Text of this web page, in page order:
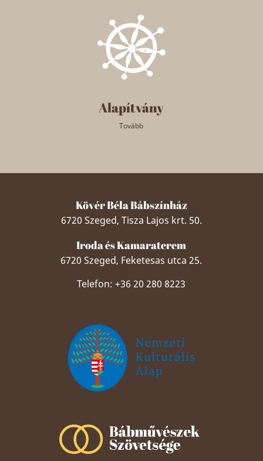
Alapítvány
Tovább
Kövér Béla Bábszínház
6720 Szeged, Tisza Lajos krt. 50.
Iroda és Kamaraterem
6720 Szeged, Feketesas utca 25.
Telefon: +36 20 280 8223